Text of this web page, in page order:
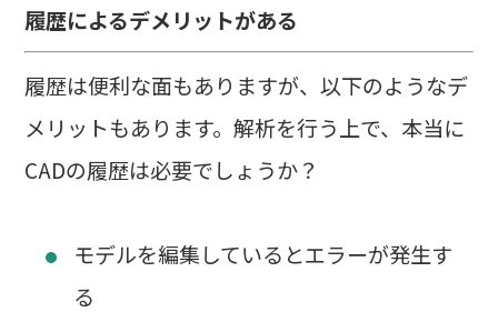
履歴によるデメリットがある
履歴は便利な面もありますが、以下のようなデ
メリットもあります。解析を行う上で、本当に
CADの履歴は必要でしょうか？
モデルを編集しているとエラーが発生す
る